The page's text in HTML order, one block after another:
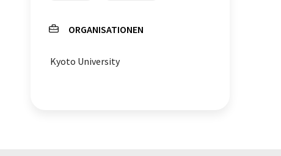
ORGANISATIONEN
Kyoto University